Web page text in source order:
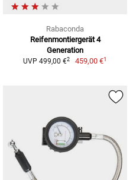
Rabaconda
Reifenmontiergerät 4
Generation
UVP 499,00 €2 459,00 €1